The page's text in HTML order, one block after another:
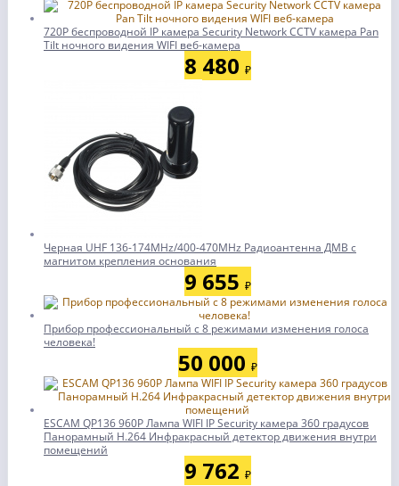
720P беспроводной IP камера Security Network CCTV камера Pan
Tilt ночного видения WIFI веб-камера
8 480 ₽
Черная UHF 136-174MHz/400-470MHz Радиоантенна ДМВ с
магнитом крепления основания
9 655 ₽
Прибор профессиональный с 8 режимами изменения голоса
человека!
50 000 ₽
ESCAM QP136 960P Лампа WIFI IP Security камера 360 градусов
Панорамный H.264 Инфракрасный детектор движения внутри
помещений
9 762 ₽